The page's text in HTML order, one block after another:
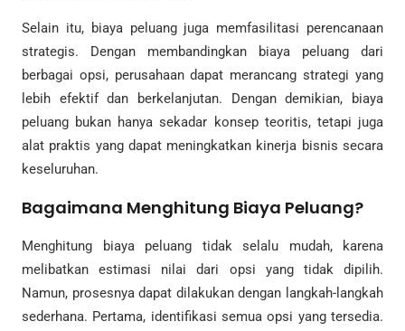
Selain itu, biaya peluang juga memfasilitasi perencanaan
strategis. Dengan membandingkan biaya peluang dari
berbagai opsi, perusahaan dapat merancang strategi yang
lebih efektif dan berkelanjutan. Dengan demikian, biaya
peluang bukan hanya sekadar konsep teoritis, tetapi juga
alat praktis yang dapat meningkatkan kinerja bisnis secara
keseluruhan.
Bagaimana Menghitung Biaya Peluang?
Menghitung biaya peluang tidak selalu mudah, karena
melibatkan estimasi nilai dari opsi yang tidak dipilih.
Namun, prosesnya dapat dilakukan dengan langkah-langkah
sederhana. Pertama, identifikasi semua opsi yang tersedia.